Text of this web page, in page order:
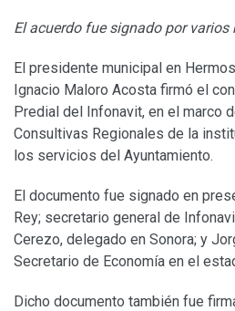
El acuerdo fue signado por
El presidente municipal en
Ignacio Maloro Acosta firmó el
Predial del Infonavit, en el marco
Consultivas Regionales de la
los servicios del Ayuntamiento.
El documento fue signado en
Rey; secretario general de
Cerezo, delegado en Sonora; y
Secretario de Economía en el
Dicho documento también fue